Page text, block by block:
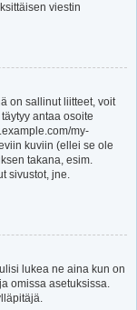
viestin
on sallinut liitteet, voit
antaa osoite
my-
kuviin (ellei se ole
takana, esim.
sivustot, jne.
lukea ne aina kun on
omissa asetuksissa.